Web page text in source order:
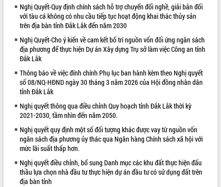
phát triển mới
Thường trực HĐND tỉnh Đắk Lắk gặp
mặt Đoàn chuyên gia y tế TP. Hồ Chí
Minh
Lễ truy điệu và an táng hài cốt liệt sĩ
tại Nghĩa trang Liệt sĩ xã Sơn Hòa
Bàn giải pháp tháo gỡ khó khăn trong
xuất khẩu sầu riêng và triển khai quy
định EUDR
Thứ trưởng Bộ Nông nghiệp và Môi
trường Nguyễn Hoàng Hiệp khảo sát
vùng trồng và doanh nghiệp đóng gói
sầu riêng tại Đắk Lắk
Trình diễn nghệ thuật chế biến các
món ăn từ sầu riêng
Đắk Lắk công bố Quy hoạch và xúc
tiến đầu tư tỉnh
ALBUM ẢNH
LIÊN KẾT WEB
Nghị Quyết-Quy định chính sách hỗ trợ chuyển đổi nghề, giải bản đối
với tàu cá không có nhu cầu tiếp tục hoạt động khai thác thủy sản
trên địa bàn tỉnh Đắk Lắk đến năm 2030
Nghị Quyết-Cho ý kiến về cam kết bố trí nguồn vốn đối ứng ngân sách
địa phương để thực hiện Dự án Xây dựng Trụ sở làm việc Công an tỉnh
Đắk Lắk
Thông báo về việc đính chính Phụ lục ban hành kèm theo Nghị quyết
số 08/NQ-HĐND ngày 30 tháng 3 năm 2026 của Hội đồng nhân dân
tỉnh Đắk Lắk
Nghị quyết thông qua điều chỉnh Quy hoạch tỉnh Đắk Lắk thời kỳ
2021-2030, tầm nhìn đến năm 2050.
Nghị quyết quy định một số đối tượng khác được vay từ nguồn vốn
ngân sách địa phương ủy thác qua Ngân hàng Chính sách xã hội với
mức lãi suất thấp hơn.
Nghị quyết điều chỉnh, bổ sung Danh mục các khu đất thực hiện đấu
thầu lựa chọn nhà đầu tư thực hiện dự án đầu tư có sử dụng đất trên
địa bàn tỉnh